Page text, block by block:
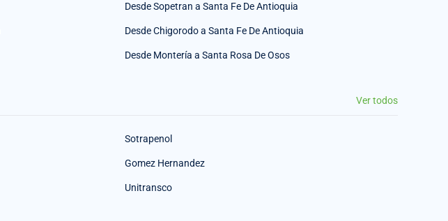
Desde Sopetran a Santa Fe De Antioquia
Desde Chigorodo a Santa Fe De Antioquia
Desde Montería a Santa Rosa De Osos
Ver todos
Sotrapenol
Gomez Hernandez
Unitransco